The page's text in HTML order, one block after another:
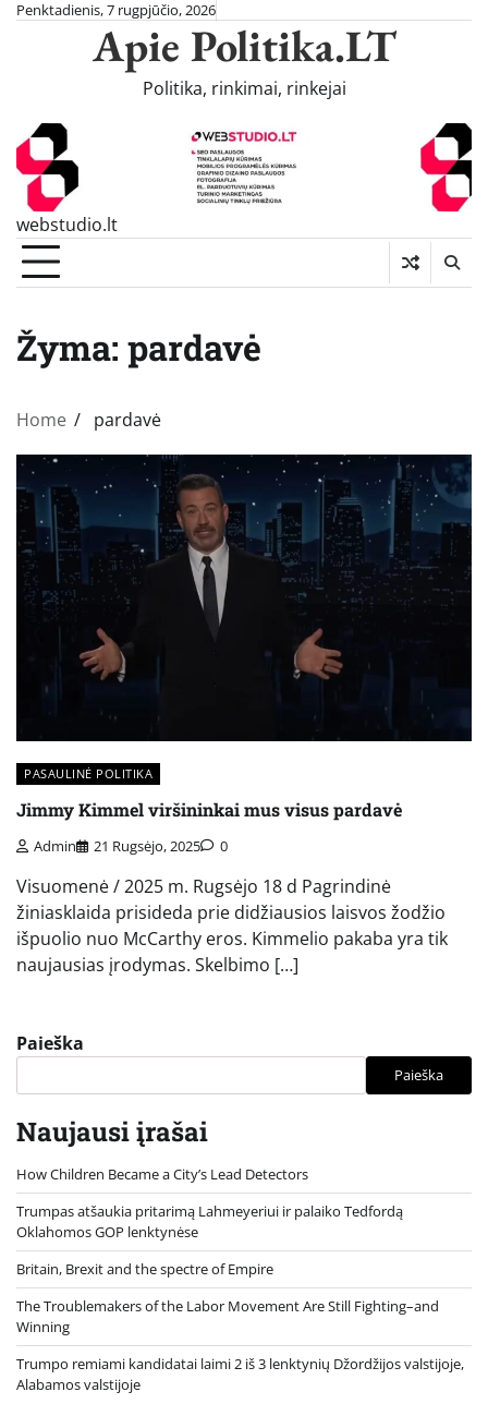
SkipPenktadienis, 7 rugpjūčio, 2026
Apie Politika.LT
Politika, rinkimai, rinkejai
webstudio.lt
Žyma: pardavė
Home pardavė
PASAULINĖ POLITIKA
Jimmy Kimmel viršininkai mus visus pardavė
Admin 21 Rugsėjo, 2025 0
Visuomenė / 2025 m. Rugsėjo 18 d Pagrindinė
žiniasklaida prisideda prie didžiausios laisvos žodžio
išpuolio nuo McCarthy eros. Kimmelio pakaba yra tik
naujausias įrodymas. Skelbimo […]
Paieška
Paieška
Naujausi įrašai
How Children Became a City’s Lead Detectors
Trumpas atšaukia pritarimą Lahmeyeriui ir palaiko Tedfordą
Oklahomos GOP lenktynėse
Britain, Brexit and the spectre of Empire
The Troublemakers of the Labor Movement Are Still Fighting–and
Winning
Trumpo remiami kandidatai laimi 2 iš 3 lenktynių Džordžijos valstijoje,
Alabamos valstijoje